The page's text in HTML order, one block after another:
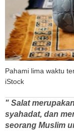
Pahami lima waktu
iStock
" Salat
syahadat, dan
seorang Muslim